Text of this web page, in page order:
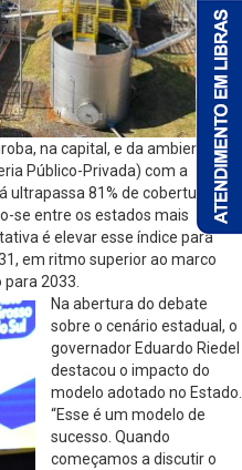
na capital, e da ambiental
Público-Privada) com a
ultrapassa 81% de cobertura de
se entre os estados mais
é elevar esse índice para
em ritmo superior ao marco
2033.
Na abertura do debate
sobre o cenário estadual, o
governador Eduardo Riedel
destacou o impacto do
modelo adotado no Estado.
“Esse é um modelo de
sucesso. Quando
começamos a discutir o